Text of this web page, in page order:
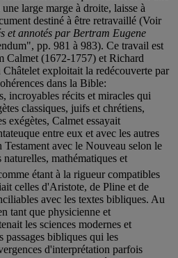
large marge à droite, laisse à
destiné à être retravaillé (Voir
et annotés par Bertram Eugene
pp. 981 à 983). Ce travail est
Calmet (1672-1757) et Richard
exploitait la redécouverte par
dans la Bible:
incroyables récits et miracles qui
classiques, juifs et chrétiens,
exégètes, Calmet essayait
entre eux et avec les autres
avec le Nouveau selon le
mathématiques et
étant à la rigueur compatibles
celles d'Aristote, de Pline et de
avec les textes bibliques. Au
tant que physicienne et
les sciences modernes et
passages bibliques qui les
d'interprétation parfois